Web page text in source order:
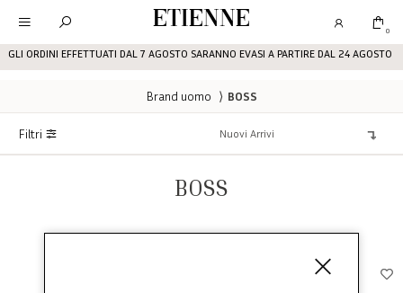
GLI ORDINI EFFETTUATI DAL 7 AGOSTO SARANNO EVASI A PARTIRE DAL 24 AGOSTO
Etienne 0
Brand uomo ⟩ BOSS
Filtri
BOSS